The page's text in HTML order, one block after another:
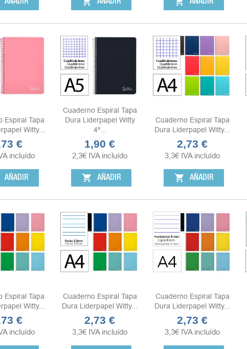
AÑADIR AÑADIR AÑADIR
Espiral Tapa
Witty...
€
incluído
AÑADIR
Cuaderno Espiral Tapa
Dura Liderpapel Witty
4º...
Precio
1,90 €
2,3€ IVA incluído
shopping_cart AÑADIR
Cuaderno Espiral Tapa
Dura Liderpapel Witty...
Precio
2,73 €
3,3€ IVA incluído
shopping_cart AÑADIR
Espiral Tapa
Witty...
€
incluído
Cuaderno Espiral Tapa
Dura Liderpapel Witty...
Precio
2,73 €
3,3€ IVA incluído
Cuaderno Espiral Tapa
Dura Liderpapel Witty...
Precio
2,73 €
3,3€ IVA incluído